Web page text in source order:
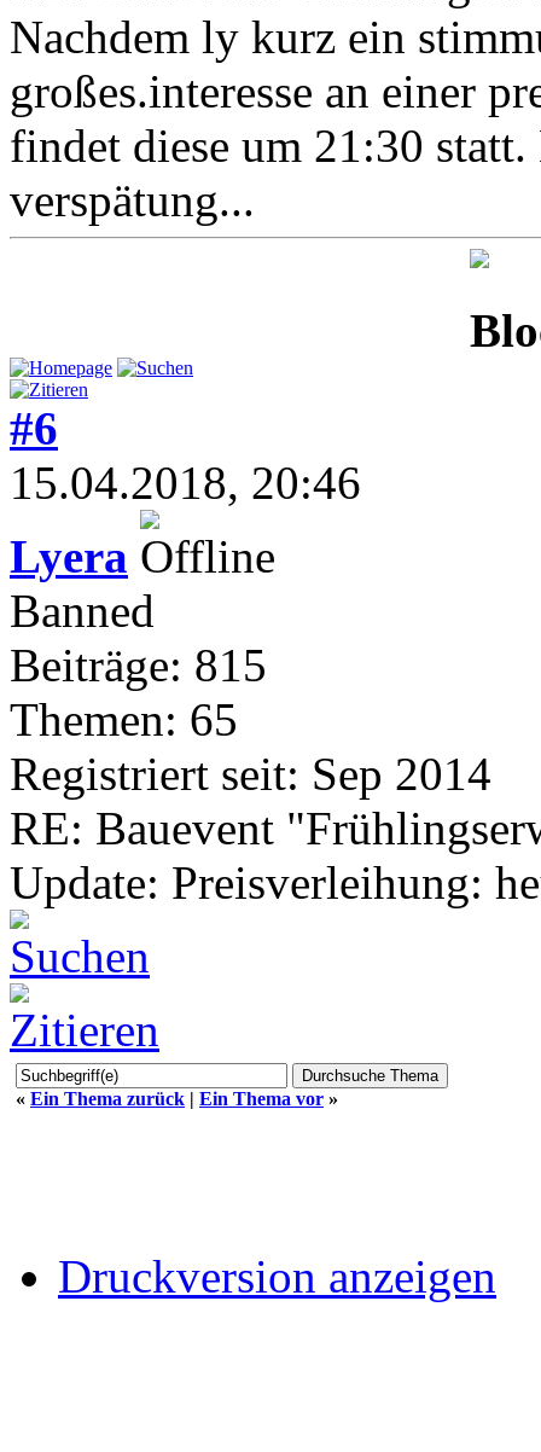
Nachdem ly kurz ein
großes.interesse an einer
findet diese um 21:30
verspätung...
#6
15.04.2018, 20:46
Lyera
Banned
Beiträge: 815
Themen: 65
Registriert seit: Sep 2014
RE: Bauevent
Update: Preisverleihung:
« Ein Thema zurück | Ein Thema vor »
Druckversion anzeigen